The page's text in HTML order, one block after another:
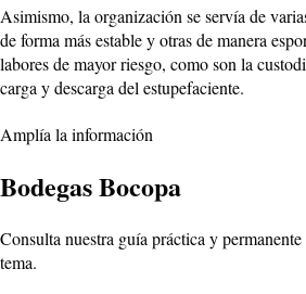
Asimismo, la organización se servía de
de forma más estable y otras de manera
labores de mayor riesgo, como son la
carga y descarga del estupefaciente.
Amplía la información
Bodegas Bocopa
Consulta nuestra guía práctica y
tema.